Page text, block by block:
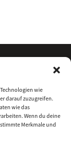
wie
darauf zuzugreifen.
wie das
Wenn du deine
Merkmale und